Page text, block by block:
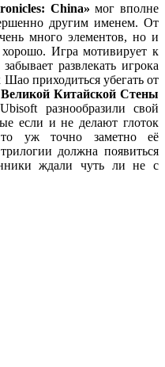
China» мог вполне
другим именем. От
много элементов, но и
Игра мотивирует к
развлекать игрока
приходиться убегать от
Великой Китайской Стены
разнообразили свой
если и не делают глоток
уж точно заметно её
должна появиться
ждали чуть ли не с